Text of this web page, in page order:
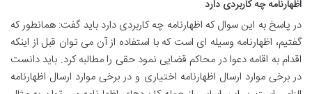
اظهارنامه چه کاربردی دارد
در پاسخ به این سوال که اظهارنامه چه کاربردی دارد باید گفت: همانطور که
گفتیم، اظهارنامه وسیله ای است که با استفاده از آن می توان قبل از اینکه
اقدام به اقامه دعوا در محاکم قضایی نمود حقی را مطالبه کرد. باید دانست
در برخی موارد ارسال اظهارنامه اختیاری و در برخی موارد ارسال اظهارنامه